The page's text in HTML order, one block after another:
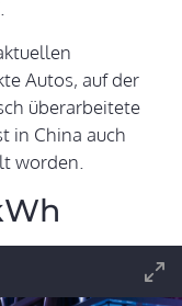
Autos, auf der
überarbeitete
in China auch
worden.